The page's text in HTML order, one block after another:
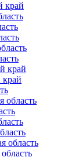
край
край
край
область
область